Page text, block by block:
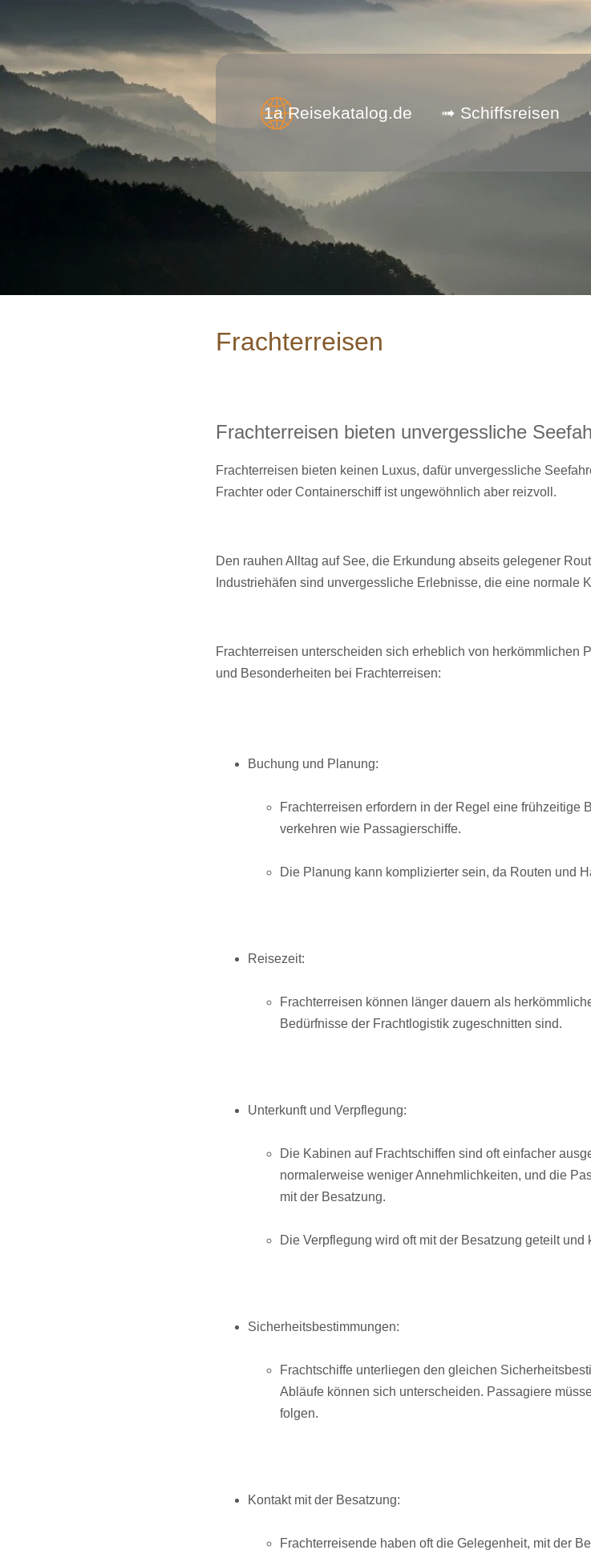
1a Reisekatalog.de ➟ Schiffsreisen
Frachterreisen
Frachterreisen bieten unvergessliche
Frachterreisen bieten keinen Luxus, dafür unvergessliche
Frachter oder Containerschiff ist ungewöhnlich aber reizvoll.
Den rauhen Alltag auf See, die Erkundung abseits gelegener
Industriehäfen sind unvergessliche Erlebnisse, die eine normale
Frachterreisen unterscheiden sich erheblich von herkömmlichen
und Besonderheiten bei Frachterreisen:
Buchung und Planung:
Frachterreisen erfordern in der Regel eine frühzeitige
verkehren wie Passagierschiffe.
Die Planung kann komplizierter sein, da Routen und
Reisezeit:
Frachterreisen können länger dauern als
Bedürfnisse der Frachtlogistik zugeschnitten sind.
Unterkunft und Verpflegung:
Die Kabinen auf Frachtschiffen sind oft einfacher
normalerweise weniger Annehmlichkeiten, und die
mit der Besatzung.
Die Verpflegung wird oft mit der Besatzung geteilt
Sicherheitsbestimmungen:
Frachtschiffe unterliegen den gleichen
Abläufe können sich unterscheiden. Passagiere
folgen.
Kontakt mit der Besatzung:
Frachterreisende haben oft die Gelegenheit, mit der